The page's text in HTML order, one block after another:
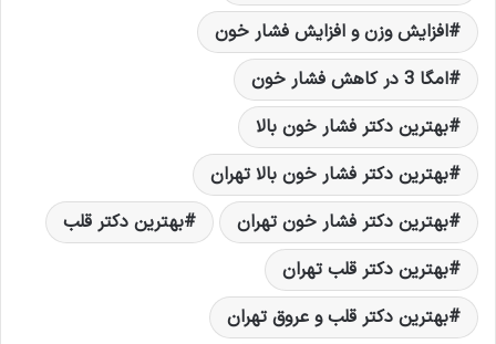
افزایش وزن و افزایش فشار خون
امگا 3 در کاهش فشار خون
بهترین دکتر فشار خون بالا
بهترین دکتر فشار خون بالا تهران
بهترین دکتر فشار خون تهران
بهترین دکتر قلب
بهترین دکتر قلب تهران
بهترین دکتر قلب و عروق تهران